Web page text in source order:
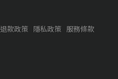
退款政策 隱私政策 服務條款